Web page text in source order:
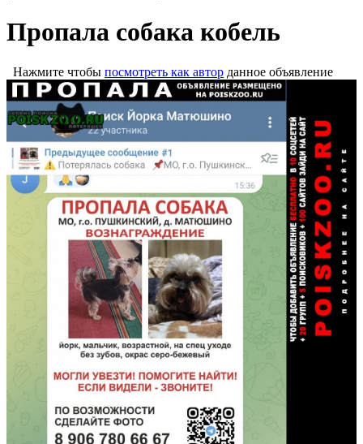
Пропала собака кобель
Нажмите чтобы посмотреть как автор данное объявление